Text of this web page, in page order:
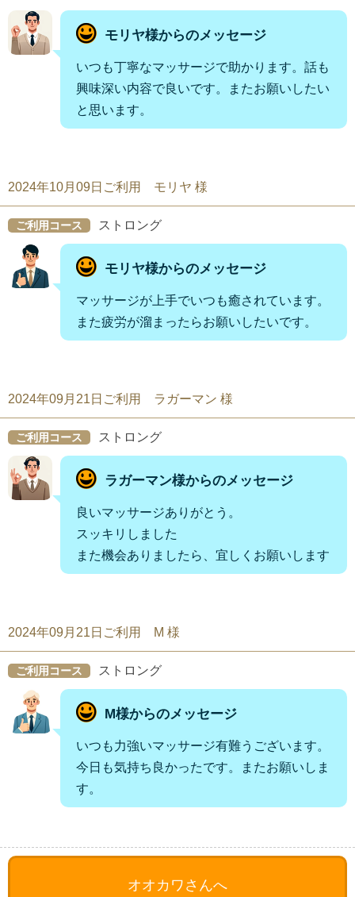
モリヤ様からのメッセージ
いつも丁寧なマッサージで助かります。話も
興味深い内容で良いです。またお願いしたい
と思います。
2024年10月09日ご利用 モリヤ 様
ご利用コース ストロング
モリヤ様からのメッセージ
マッサージが上手でいつも癒されています。
また疲労が溜まったらお願いしたいです。
2024年09月21日ご利用 ラガーマン 様
ご利用コース ストロング
ラガーマン様からのメッセージ
良いマッサージありがとう。
スッキリしました
また機会ありましたら、宜しくお願いします
2024年09月21日ご利用 M 様
ご利用コース ストロング
M様からのメッセージ
いつも力強いマッサージ有難うございます。
今日も気持ち良かったです。またお願いしま
す。
オオカワさんへ